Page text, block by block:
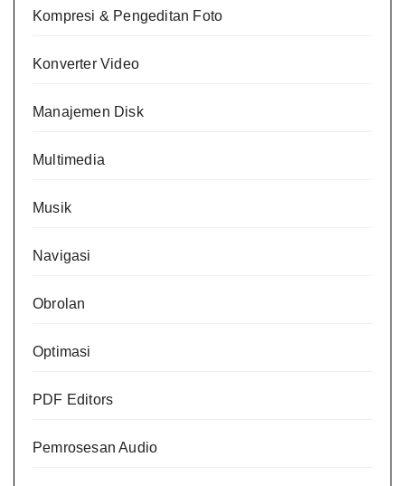
Kompresi & Pengeditan Foto
Konverter Video
Manajemen Disk
Multimedia
Musik
Navigasi
Obrolan
Optimasi
PDF Editors
Pemrosesan Audio